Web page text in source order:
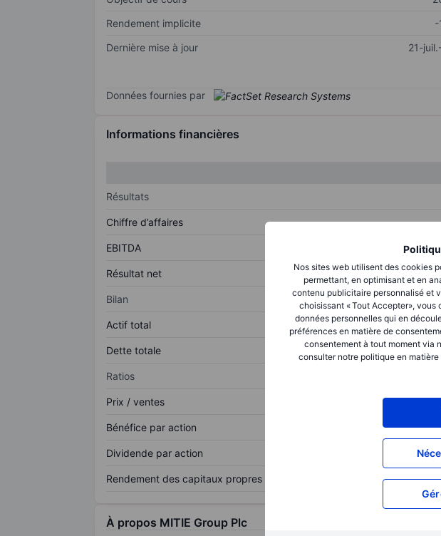
Nos sites web utilisent des cookies
permettant, en optimisant et en
contenu publicitaire personnalisé et
choisissant « Tout Accepter»,
données personnelles qui en
préférences en matière de
consentement à tout moment via
consulter notre politique en matière
Rendement implicite
-
Dernière mise à jour
21-
Données fournies par
Informations financières
Résultats
Chiffre d’affaires
EBITDA
Résultat net
Bilan
Actif total
Dette totale
Ratios
Prix / ventes
Bénéfice par action
Dividende par action
Rendement des capitaux propres
À propos MITIE Group Plc